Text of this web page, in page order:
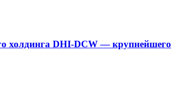
холдинга DHI-DCW — крупнейшего